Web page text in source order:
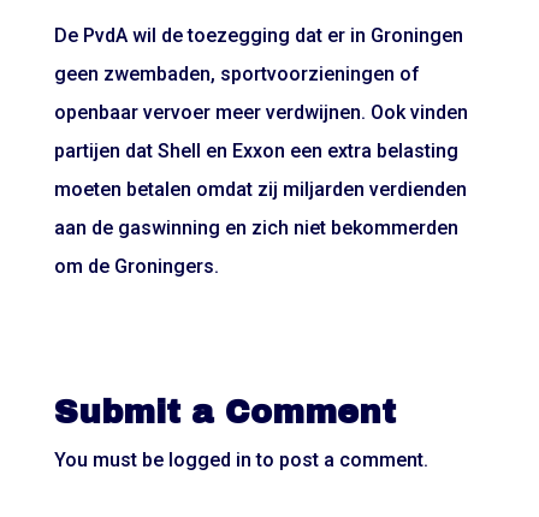
De PvdA wil de toezegging dat er in Groningen
geen zwembaden, sportvoorzieningen of
openbaar vervoer meer verdwijnen. Ook vinden
partijen dat Shell en Exxon een extra belasting
moeten betalen omdat zij miljarden verdienden
aan de gaswinning en zich niet bekommerden
om de Groningers.
Submit a Comment
You must be logged in to post a comment.